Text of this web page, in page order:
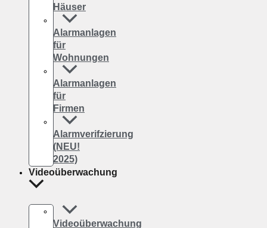
Häuser
Alarmanlagen
für
Wohnungen
Alarmanlagen
für
Firmen
Alarmverifzierung
(NEU!
2025)
Videoüberwachung
Videoüberwachung